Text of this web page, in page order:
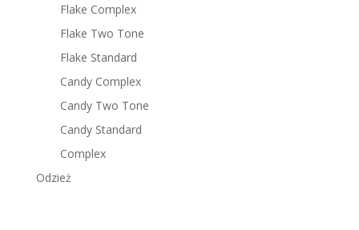
Flake Complex
Flake Two Tone
Flake Standard
Candy Complex
Candy Two Tone
Candy Standard
Complex
Odzież